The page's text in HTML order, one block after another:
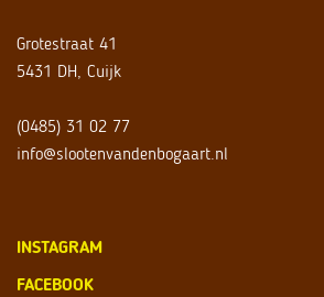
Grotestraat 41
5431 DH, Cuijk
(0485) 31 02 77
info@slootenvandenbogaart.nl
INSTAGRAM
FACEBOOK